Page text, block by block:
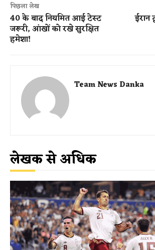
पिछला लेख
40 के बाद नियमित आई टेस्ट
जरूरी, आंखों को रखे सुरक्षित
हमेशा!
ईरान
Team News Danka
लेखक से अधिक